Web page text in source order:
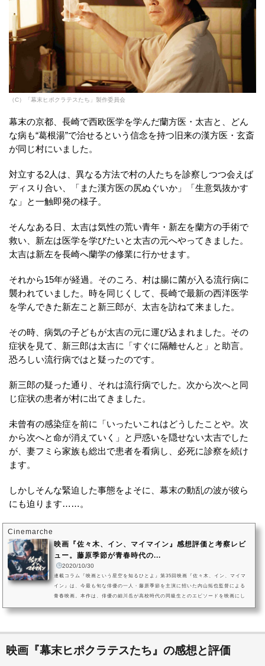
（C）「幕末ヒポクラテスたち」製作委員会
幕末の京都、長崎で西欧医学を学んだ蘭方医・太吉と、どん
な病も“葛根湯”で治せるという信念を持つ旧来の漢方医・玄斎
が同じ村にいました。
対立する2人は、異なる方法で村の人たちを診察しつつ会えば
ディスり合い、「また漢方医の尻ぬぐいか」「生意気抜かす
な」と一触即発の様子。
そんなある日、太吉は気性の荒い青年・新左を蘭方の手術で
救い、新左は医学を学びたいと太吉の元へやってきました。
太吉は新左を長崎へ蘭学の修業に行かせます。
それから15年が経過。そのころ、村は腸に菌が入る流行病に
襲われていました。時を同じくして、長崎で最新の西洋医学
を学んできた新左こと新三郎が、太吉を訪ねて来ました。
その時、病気の子どもが太吉の元に運び込まれました。その
症状を見て、新三郎は太吉に「すぐに隔離せんと」と助言。
恐ろしい流行病ではと疑ったのです。
新三郎の疑った通り、それは流行病でした。次から次へと同
じ症状の患者が村に出てきました。
未曾有の感染症を前に「いったいこれはどうしたことや。次
から次へと命が消えていく」と戸惑いを隠せない太吉でした
が、妻フミら家族も総出で患者を看病し、必死に診察を続け
ます。
しかしそんな緊迫した事態をよそに、幕末の動乱の波が彼ら
にも迫ります……。
Cinemarche
映画『佐々木、イン、マイマイン』感想評価と考察レビ
ュー。藤原季節が青春時代の...
2020/10/30
連載コラム『映画という星空を知るひとよ』第35回映画『佐々木、イン、マイマ
イン』は、今最も旬な俳優の一人・藤原季節を主演に招いた内山拓也監督による
青春映画。本作は、俳優の細川岳が高校時代の同級生とのエピソードを映画にし
映画『幕末ヒポクラテスたち』の感想と評価